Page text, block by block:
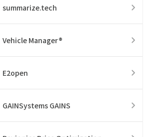
summarize.tech
Vehicle Manager®
E2open
GAINSystems GAINS